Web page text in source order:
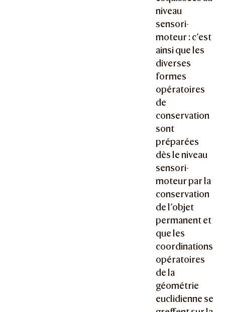
niveau
sensori-
moteur : c’est
ainsi que les
diverses
formes
opératoires
de
conservation
sont
préparées
dès le niveau
sensori-
moteur par la
conservation
de l’objet
permanent et
que les
coordinations
opératoires
de la
géométrie
euclidienne se